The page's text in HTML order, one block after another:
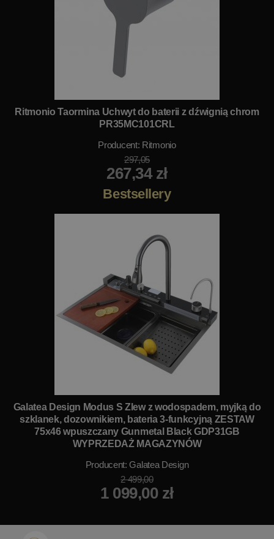
Ritmonio Taormina Uchwyt do baterii z dźwignią chrom
PR35MC101CRL
Producent: Ritmonio
297,05
267,34 zł
Bestsellery
Galatea Design Modus S Zlew z wodospadem, myjką do
szklanek, dozownikiem, bateria 3-funkcyjną ZESTAW
75x46 wpuszczany Gunmetal Black GDP31GB
WYPRZEDAŻ MAGAZYNÓW
Producent:Galatea Design
2 499,00
1 099,00 zł